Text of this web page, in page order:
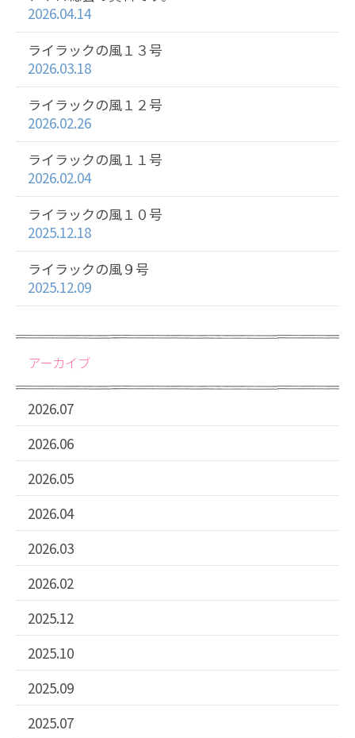
2026.04.14
ライラックの風１３号
2026.03.18
ライラックの風１２号
2026.02.26
ライラックの風１１号
2026.02.04
ライラックの風１０号
2025.12.18
ライラックの風９号
2025.12.09
アーカイブ
2026.07
2026.06
2026.05
2026.04
2026.03
2026.02
2025.12
2025.10
2025.09
2025.07